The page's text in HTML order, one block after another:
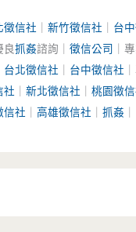
徵信社 ｜新竹徵信社 台
良抓姦諮詢｜徵信公司 ｜
台北徵信社 台中徵信社
社 ｜新北徵信社 ｜桃園徵
信社 ｜高雄徵信社 ｜抓姦